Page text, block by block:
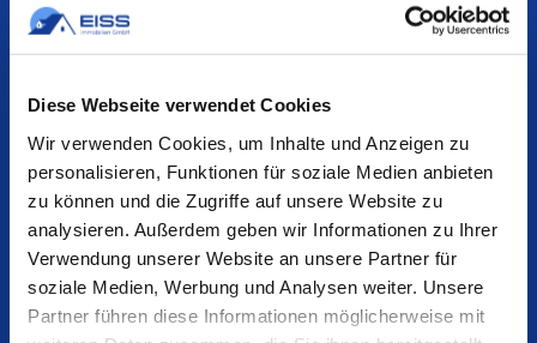
Diese Webseite verwendet Cookies
Wir verwenden Cookies, um Inhalte und Anzeigen zu
personalisieren, Funktionen für soziale Medien anbieten
zu können und die Zugriffe auf unsere Website zu
analysieren. Außerdem geben wir Informationen zu Ihrer
Verwendung unserer Website an unsere Partner für
soziale Medien, Werbung und Analysen weiter. Unsere
Partner führen diese Informationen möglicherweise mit
zukunftssicher
Wir freuen
uns auf Sie.